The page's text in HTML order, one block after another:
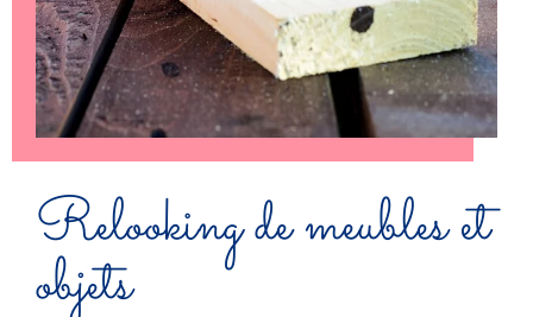
Relooking de meubles et
objets